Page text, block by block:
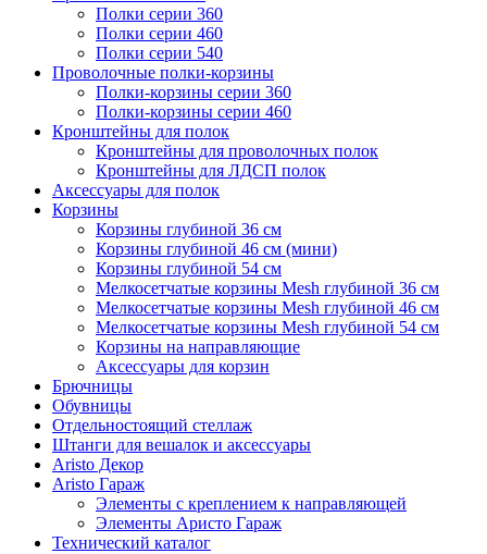
Полки серии 360
Полки серии 460
Полки серии 540
Проволочные полки-корзины
Полки-корзины серии 360
Полки-корзины серии 460
Кронштейны для полок
Кронштейны для проволочных полок
Кронштейны для ЛДСП полок
Аксессуары для полок
Корзины
Корзины глубиной 36 см
Корзины глубиной 46 см (мини)
Корзины глубиной 54 см
Мелкосетчатые корзины Mesh глубиной 36 см
Мелкосетчатые корзины Mesh глубиной 46 см
Мелкосетчатые корзины Mesh глубиной 54 см
Корзины на направляющие
Аксессуары для корзин
Брючницы
Обувницы
Отдельностоящий стеллаж
Штанги для вешалок и аксессуары
Aristo Декор
Aristo Гараж
Элементы с креплением к направляющей
Элементы Аристо Гараж
Технический каталог